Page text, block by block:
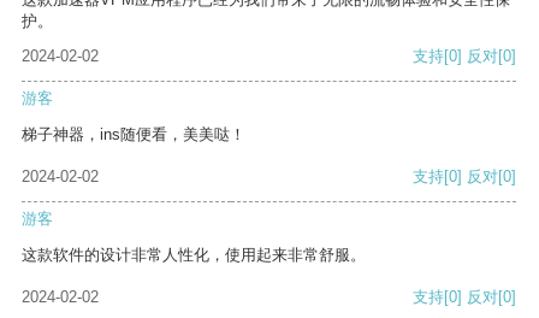
护。
2024-02-02
支持[0] 反对[0]
游客
梯子神器，ins随便看，美美哒！
2024-02-02 支持[0] 反对[0]
游客
这款软件的设计非常人性化，使用起来非常舒服。
2024-02-02 支持[0] 反对[0]